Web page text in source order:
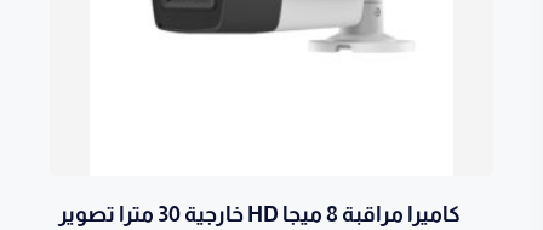
كاميرا مراقبة 8 ميجا HD خارجية 30 مترا تصوير